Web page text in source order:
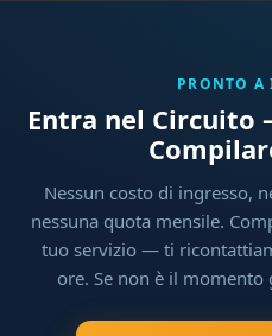
PRONTO
Entra nel Circuito
Nessun costo di ingresso,
nessuna quota mensile.
tuo servizio — ti
ore. Se non è il